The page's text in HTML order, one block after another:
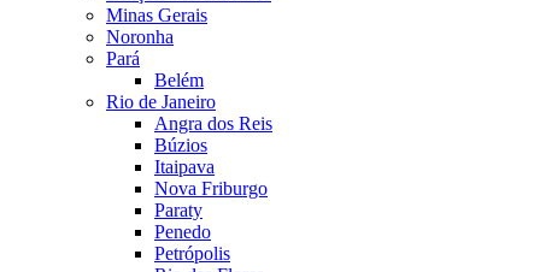
Minas Gerais
Noronha
Pará
Belém
Rio de Janeiro
Angra dos Reis
Búzios
Itaipava
Nova Friburgo
Paraty
Penedo
Petrópolis